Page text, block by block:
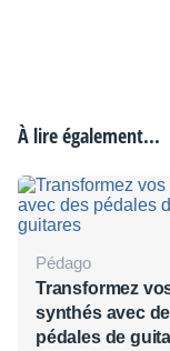
À lire également...
Pédago
Transformez
synthés avec
pédales de